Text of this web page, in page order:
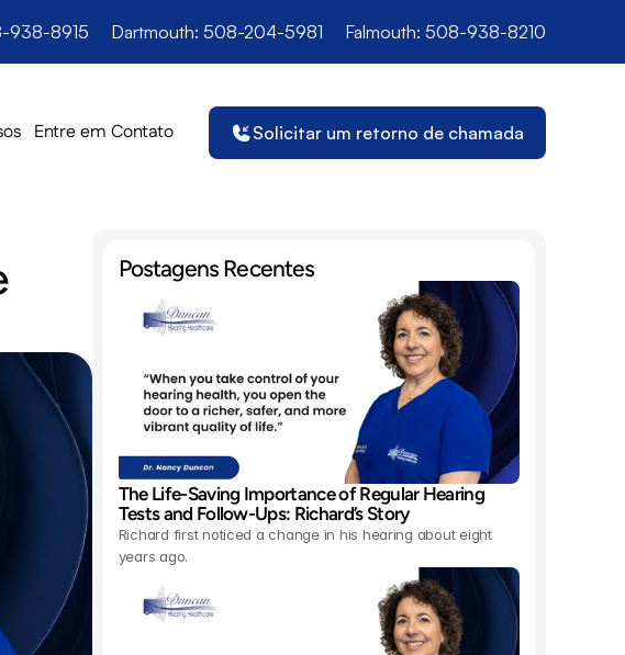
938-8915 Dartmouth: 508-204-5981 Falmouth: 508-938-8210
Entre em Contato Solicitar um retorno de chamada
Postagens Recentes
The Life-Saving Importance of Regular Hearing
Tests and Follow-Ups: Richard’s Story
Richard first noticed a change in his hearing about eight
years ago.